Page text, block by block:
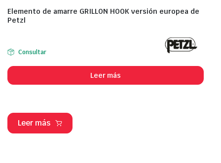
Elemento de amarre GRILLON HOOK versión europea de
Petzl
Consultar
Leer más
Leer más